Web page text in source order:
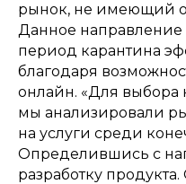
рынок, не имеющий
Данное направление
период карантина
благодаря
онлайн. «Для выбора
мы анализировали
на услуги среди
Определившись с
разработку